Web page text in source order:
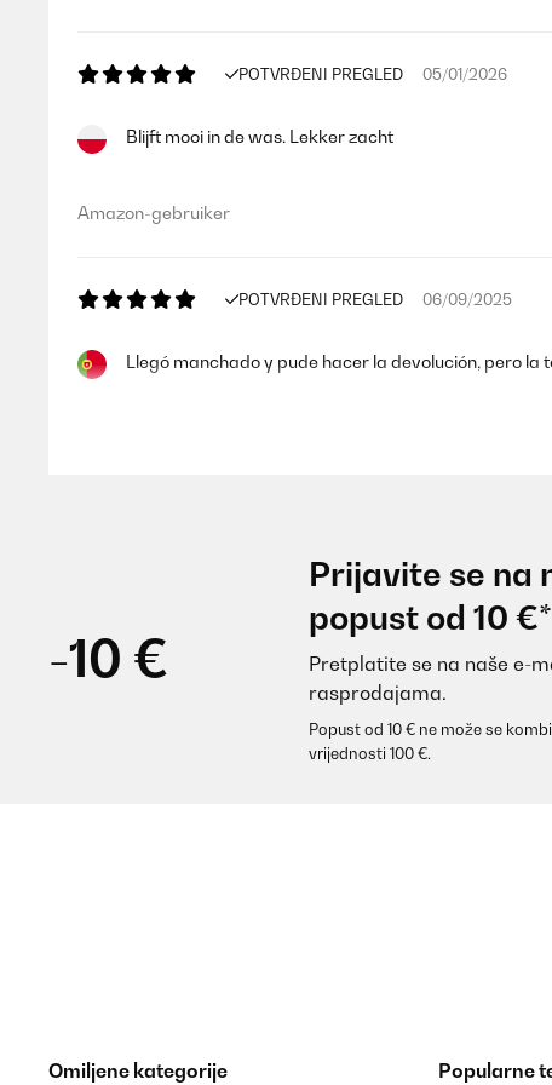
POTVRĐENI PREGLED 05/01/2026
Blijft mooi in de was. Lekker zacht
Amazon-gebruiker
POTVRĐENI PREGLED 06/09/2025
Llegó manchado y pude hacer la devolución, pero la
Super qualité, légère et douce
Utilisateur d'Amazon
POTVRĐENI PREGLED 10/07/2025
-10 €
Prijavite se na
popust od 10
Pretplatite se na naše e-
rasprodajama.
Popust od 10 € ne može se
vrijednosti 100 €.
Omiljene kategorije Popularne